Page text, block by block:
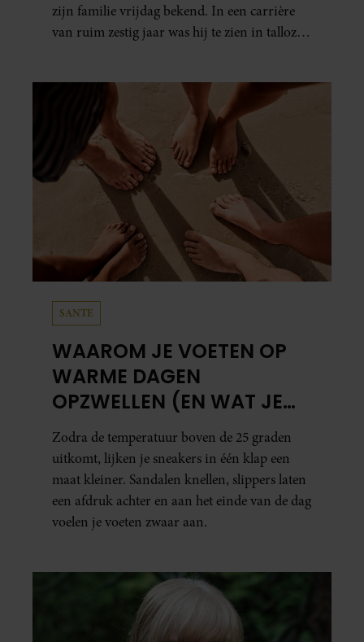
zijn familie vrijdag bekend. In een carrière
van ruim zestig jaar was hij te zien in talloze
SANTE
WAAROM JE VOETEN OP
WARME DAGEN
OPZWELLEN (EN WAT JE
ERAAN KUNT DOEN)
Zodra de temperatuur boven de 25 graden
uitkomt, lijken je sneakers in één klap een
maat kleiner. Sandalen knellen, slippers laten
een afdruk achter en aan het einde van de dag
voelen je voeten zwaar aan.